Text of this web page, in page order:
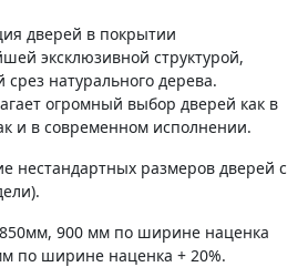
дверей в покрытии
эксклюзивной структурой,
натурального дерева.
огромный выбор дверей как в
и в современном исполнении.
нестандартных размеров дверей с
900 мм по ширине наценка
по ширине наценка + 20%.